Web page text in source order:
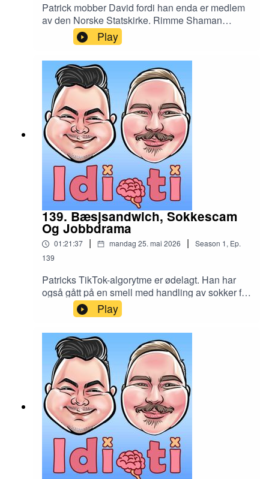
Patrick mobber David fordi han enda er medlem
av den Norske Statskirke. Rimme Shaman
Durek? Og hva er boksehansken når man
snakker om avføring?
Play
139. Bæsjsandwich, Sokkescam
Og Jobbdrama
01:21:37 | mandag 25. mai 2026 | Season 1, Ep.
139
Patricks TikTok-algorytme er ødelagt. Han har
også gått på en smell med handling av sokker fra
russen. Og en lytter sliter med drama på jobb.
Play